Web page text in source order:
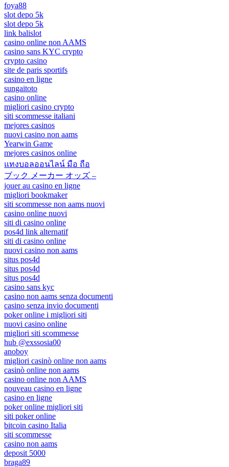
foya88
slot depo 5k
slot depo 5k
link balislot
casino online non AAMS
casino sans KYC crypto
crypto casino
site de paris sportifs
casino en ligne
sungaitoto
casino online
migliori casino crypto
siti scommesse italiani
mejores casinos
nuovi casino non aams
Yearwin Game
mejores casinos online
แทงบอลออนไลน์ มือ ถือ
ブック メーカー オッズ –
jouer au casino en ligne
migliori bookmaker
siti scommesse non aams nuovi
casino online nuovi
siti di casino online
pos4d link alternatif
siti di casino online
nuovi casino non aams
situs pos4d
situs pos4d
situs pos4d
casino sans kyc
casino non aams senza documenti
casino senza invio documenti
poker online i migliori siti
nuovi casino online
migliori siti scommesse
hub @exssosia00
anoboy
migliori casinò online non aams
casinò online non aams
casino online non AAMS
nouveau casino en ligne
casino en ligne
poker online migliori siti
siti poker online
bitcoin casino Italia
siti scommesse
casino non aams
deposit 5000
braga89